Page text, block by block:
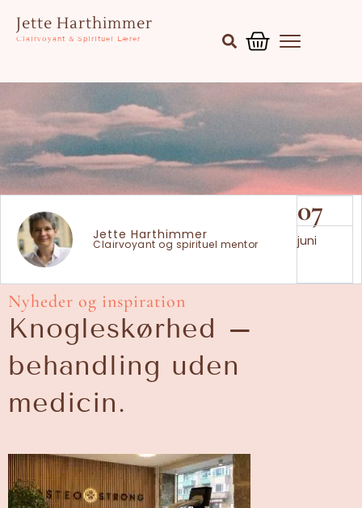
indholdet
Jette Harthimmer
Clairvoyant & Spirituel Lærer
Jette Harthimmer
Clairvoyant og spirituel mentor
07
juni
Nyheder og inspiration
Knogleskørhed –
behandling uden
medicin.